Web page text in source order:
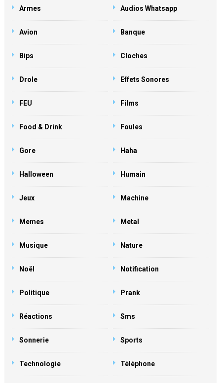
Armes Audios Whatsapp
Avion Banque
Bips Cloches
Drole Effets Sonores
FEU Films
Food & Drink Foules
Gore Haha
Halloween Humain
Jeux Machine
Memes Metal
Musique Nature
Noël Notification
Politique Prank
Réactions Sms
Sonnerie Sports
Technologie Téléphone